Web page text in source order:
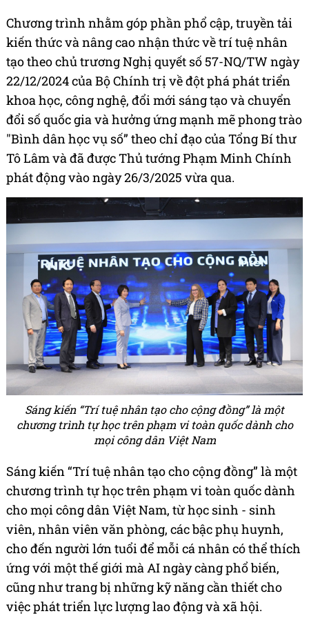
Chương trình nhằm góp phần phổ cập, truyền tải
kiến thức và nâng cao nhận thức về trí tuệ nhân
tạo theo chủ trương Nghị quyết số 57-NQ/TW ngày
22/12/2024 của Bộ Chính trị về đột phá phát triển
khoa học, công nghệ, đổi mới sáng tạo và chuyển
đổi số quốc gia và hưởng ứng mạnh mẽ phong trào
"Bình dân học vụ số” theo chỉ đạo của Tổng Bí thư
Tô Lâm và đã được Thủ tướng Phạm Minh Chính
phát động vào ngày 26/3/2025 vừa qua.
Sáng kiến “Trí tuệ nhân tạo cho cộng đồng” là một
chương trình tự học trên phạm vi toàn quốc dành cho
mọi công dân Việt Nam
Sáng kiến “Trí tuệ nhân tạo cho cộng đồng” là một
chương trình tự học trên phạm vi toàn quốc dành
cho mọi công dân Việt Nam, từ học sinh - sinh
viên, nhân viên văn phòng, các bậc phụ huynh,
cho đến người lớn tuổi để mỗi cá nhân có thể thích
ứng với một thế giới mà AI ngày càng phổ biến,
cũng như trang bị những kỹ năng cần thiết cho
việc phát triển lực lượng lao động và xã hội.